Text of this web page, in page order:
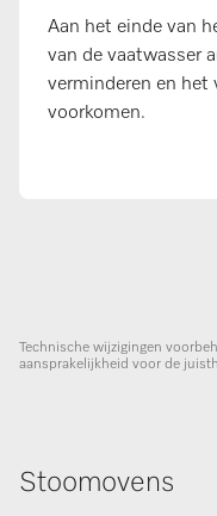
Aan het einde van
van de vaatwasser
verminderen en het
voorkomen.
Technische wijzigingen
aansprakelijkheid voor de
Stoomovens